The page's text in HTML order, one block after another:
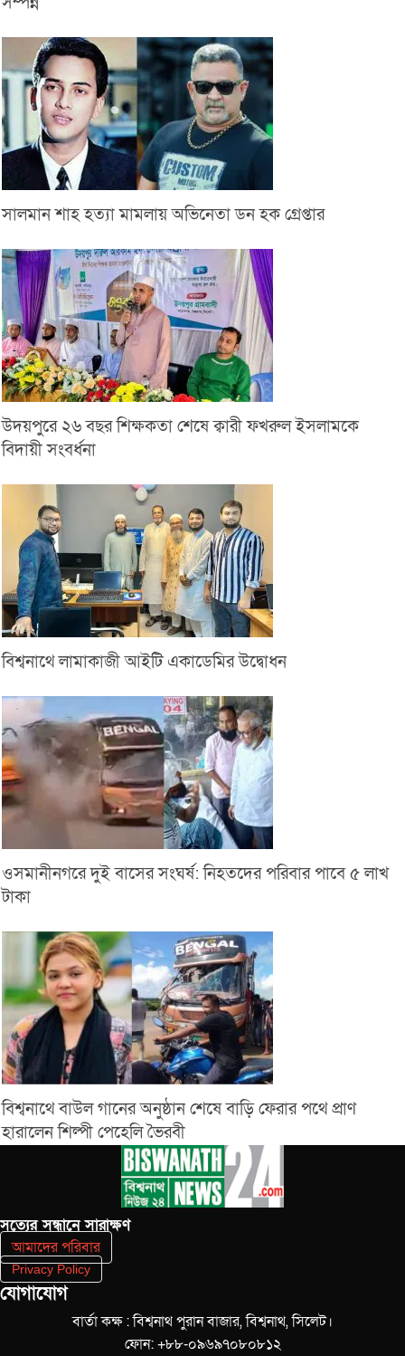
সালমান শাহ হত্যা মামলায় অভিনেতা ডন হক গ্রেপ্তার
উদয়পুরে ২৬ বছর শিক্ষকতা শেষে ক্বারী ফখরুল ইসলামকে
বিদায়ী সংবর্ধনা
বিশ্বনাথে লামাকাজী আইটি একাডেমির উদ্বোধন
ওসমানীনগরে দুই বাসের সংঘর্ষ: নিহতদের পরিবার পাবে ৫ লাখ
টাকা
বিশ্বনাথে বাউল গানের অনুষ্ঠান শেষে বাড়ি ফেরার পথে প্রাণ
হারালেন শিল্পী পেহেলি ভৈরবী
সত‌্যের সন্ধানে সারাক্ষণ
আমাদের পরিবার
Privacy Policy
যোগাযোগ
বার্তা কক্ষ : বিশ্বনাথ পুরান বাজার, বিশ্বনাথ, সিলেট।
ফোন: +৮৮-০৯৬৯৭০৮০৮১২